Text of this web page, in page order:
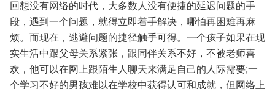
回想没有网络的时代，大多数人没有便捷的延迟问题的手
段，遇到一个问题，就得立即着手解决，哪怕再困难再麻
烦。而现在，逃避问题的捷径触手可得。一个孩子如果在现
实生活中跟父母关系紧张，跟同伴关系不好，不被老师喜
欢，他可以在网上跟陌生人聊天来满足自己的人际需要;一
个学习不好的男孩难以在学校中获得认可和成就，但网络上